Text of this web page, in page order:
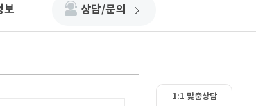
보 상담/문의
1:1 맞춤상담